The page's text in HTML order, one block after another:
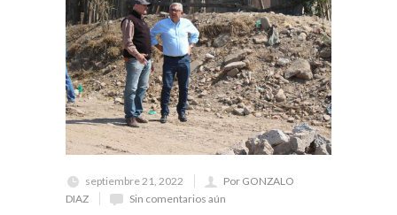
septiembre 21, 2022
Por GONZALO
DIAZ
Sin comentarios aún